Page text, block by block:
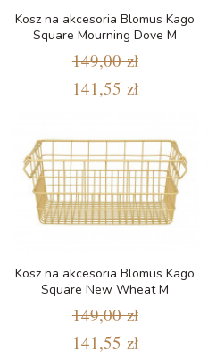
Kosz na akcesoria Blomus Kago
Square Mourning Dove M
149,00 zł
141,55 zł
Kosz na akcesoria Blomus Kago
Square New Wheat M
149,00 zł
141,55 zł